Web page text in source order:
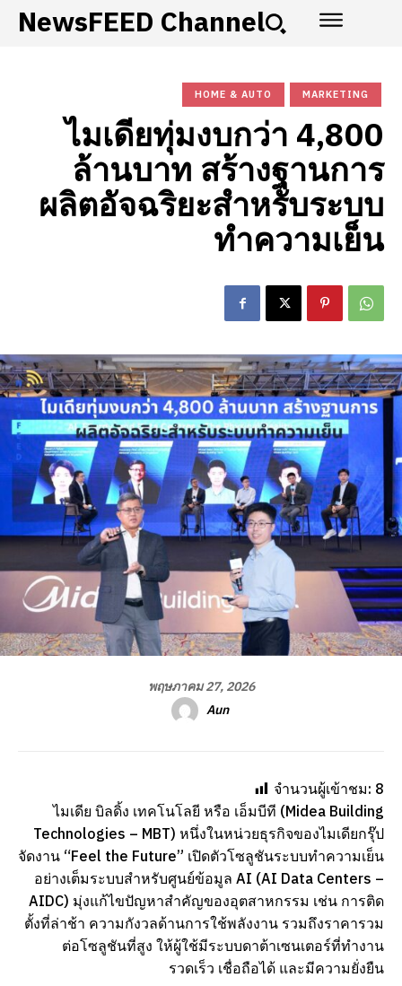
NewsFEED Channel
HOME & AUTO MARKETING
ไมเดียทุ่มงบกว่า 4,800
ล้านบาท สร้างฐานการ
ผลิตอัจฉริยะสำหรับระบบ
ทำความเย็น
พฤษภาคม 27, 2026
Aun
จำนวนผู้เข้าชม: 8
ไมเดีย บิลดิ้ง เทคโนโลยี หรือ เอ็มบีที (Midea Building
Technologies – MBT) หนึ่งในหน่วยธุรกิจของไมเดียกรุ๊ป
จัดงาน “Feel the Future” เปิดตัวโซลูชันระบบทำความเย็น
อย่างเต็มระบบสำหรับศูนย์ข้อมูล AI (AI Data Centers –
AIDC) มุ่งแก้ไขปัญหาสำคัญของอุตสาหกรรม เช่น การติด
ตั้งที่ล่าช้า ความกังวลด้านการใช้พลังงาน รวมถึงราคารวม
ต่อโซลูชันที่สูง ให้ผู้ใช้มีระบบดาต้าเซนเตอร์ที่ทำงาน
รวดเร็ว เชื่อถือได้ และมีความยั่งยืน